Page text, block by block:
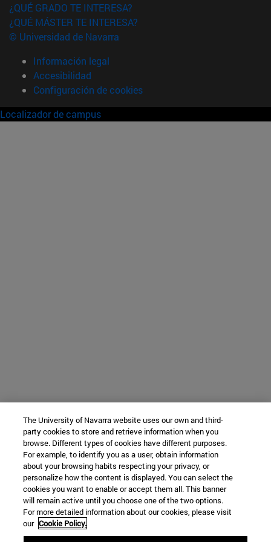
¿QUÉ GRADO TE INTERESA?
¿QUÉ MÁSTER TE INTERESA?
© Universidad de Navarra
Información legal
Accesibilidad
Configuración de cookies
Localizador de campus
The University of Navarra website uses our own and third-
party cookies to store and retrieve information when you
browse. Different types of cookies have different purposes.
For example, to identify you as a user, obtain information
about your browsing habits respecting your privacy, or
personalize how the content is displayed. You can select the
cookies you want to enable or accept them all. This banner
will remain active until you choose one of the two options.
For more detailed information about our cookies, please visit
our Cookie Policy.